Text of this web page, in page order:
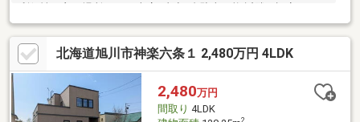
園も近くお子様がいるご家族に特にオススメです。■ご案内や詳
細問合せはお気軽に♪
北海道旭川市神楽六条１ 2,480万円 4LDK
2,480万円
間取り 4LDK